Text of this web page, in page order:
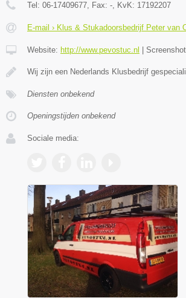
Tel: 06-17409677, Fax: -, KvK: 17192207
E-mail › Klus & Stukadoorsbedrijf Peter van
Website: http://www.pevostuc.nl Screenshot
Wij zijn een Nederlands Klusbedrijf
Diensten onbekend
Openingstijden onbekend
Sociale media: